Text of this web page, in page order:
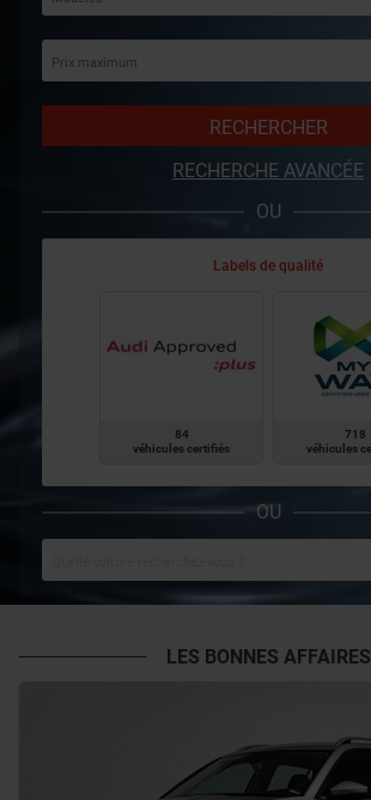
RECHERCHER
RECHERCHE AVANCÉE
OU
Labels de qualité
84
véhicules certifiés
718
véhicules
OU
LES BONNES AFFAIRES